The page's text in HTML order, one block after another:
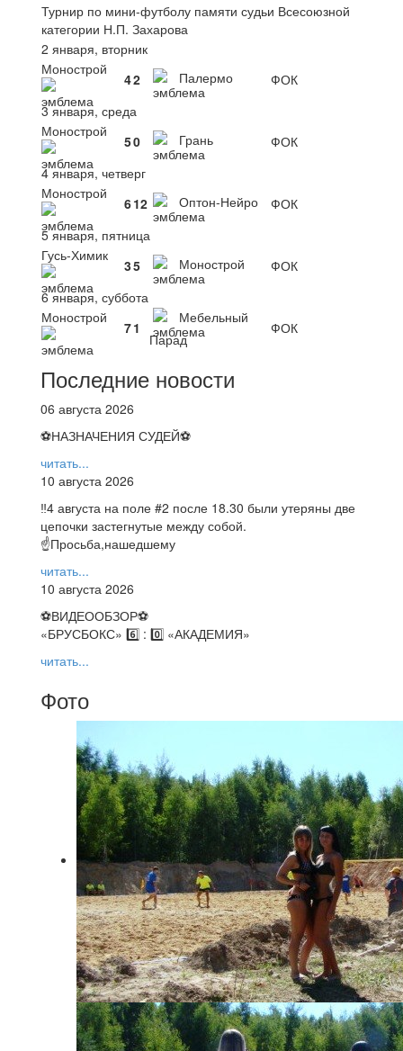
Турнир по мини-футболу памяти судьи Всесоюзной
категории Н.П. Захарова
2 января, вторник
Монострой
42 Палермо
ФОК
3 января, среда
Монострой
50 Грань
ФОК
4 января, четверг
Монострой
612 Оптон-Нейро
ФОК
5 января, пятница
Гусь-Химик
35 Монострой
ФОК
6 января, суббота
Монострой
71
Мебельный
Парад
ФОК
Последние новости
06 августа 2026
⚽НАЗНАЧЕНИЯ СУДЕЙ⚽
читать...
10 августа 2026
‼4 августа на поле #2 после 18.30 были утеряны две
цепочки застегнутые между собой.
☝Просьба,нашедшему
читать...
10 августа 2026
⚽️ВИДЕООБЗОР⚽️
«БРУСБОКС» 6️⃣ : 0️⃣ «АКАДЕМИЯ»
читать...
Фото